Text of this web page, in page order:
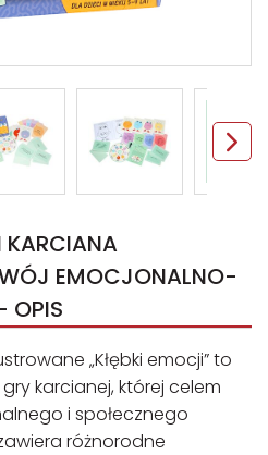
KARCIANA
EMOCJONALNO-
OPIS
„Kłębki emocji” to
karcianej, której celem
i społecznego
różnorodne